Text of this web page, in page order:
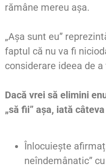
rămâne mereu așa.
„Așa sunt eu”
faptul că nu va fi
considerare ideea de
Dacă vrei să elimini
„să fii” așa, iată
Înlocuiește
neîndemânatic”